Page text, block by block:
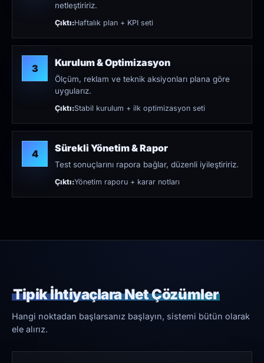
netleştiririz.
Çıktı:Haftalık plan + KPI seti
3 Kurulum & Optimizasyon
Ölçüm, reklam ve teknik aksiyonları plana göre
uygularız.
Çıktı:Stabil kurulum + ilk optimizasyon seti
4 Sürekli Yönetim & Rapor
Test sonuçlarını rapora bağlar, düzenli iyileştiririz.
Çıktı:Yönetim raporu + karar notları
Tipik İhtiyaçlara Net Çözümler
Hangi noktadan başlarsanız başlayın, sistemi bütün olarak
ele alırız.